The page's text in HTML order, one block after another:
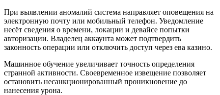
При выявлении аномалий система направляет оповещения на
электронную почту или мобильный телефон. Уведомление
несёт сведения о времени, локации и девайсе попытки
авторизации. Владелец аккаунта может подтвердить
законность операции или отключить доступ через ева казино.
Машинное обучение увеличивает точность определения
странной активности. Своевременное извещение позволяет
остановить несанкционированный проникновение до
нанесения урона.